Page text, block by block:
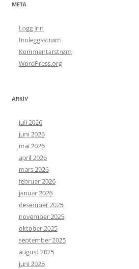
META
Logg inn
Innleggsstrøm
Kommentarstrøm
WordPress.org
ARKIV
juli 2026
juni 2026
mai 2026
april 2026
mars 2026
februar 2026
januar 2026
desember 2025
november 2025
oktober 2025
september 2025
august 2025
juni 2025